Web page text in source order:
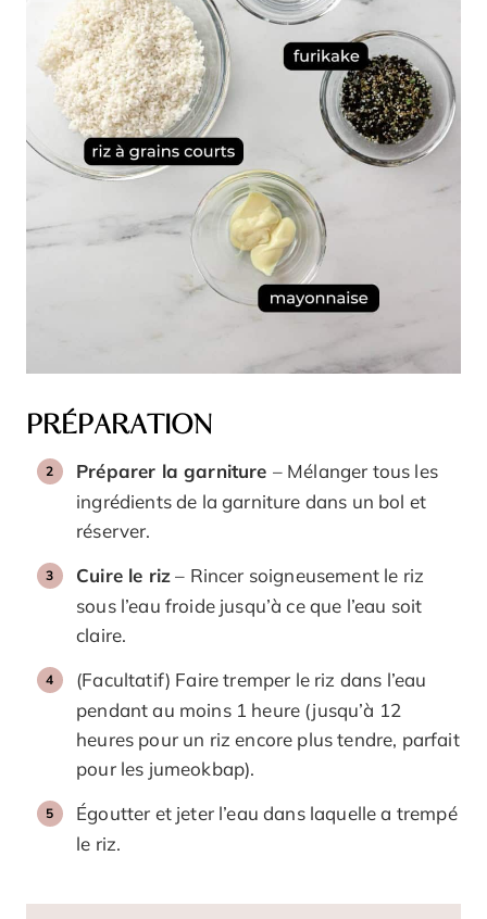
PRÉPARATION
Préparer la garniture – Mélanger tous les
ingrédients de la garniture dans un bol et
réserver.
Cuire le riz– Rincer soigneusement le riz
sous l’eau froide jusqu’à ce que l’eau soit
claire.
(Facultatif) Faire tremper le riz dans l’eau
pendant au moins 1 heure (jusqu’à 12
heures pour un riz encore plus tendre, parfait
pour les jumeokbap).
Égoutter et jeter l’eau dans laquelle a trempé
le riz.